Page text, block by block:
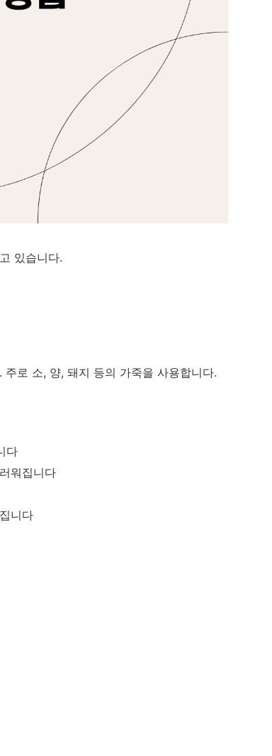
있습니다.
로 소, 양, 돼지 등의 가죽을 사용합니다.
다
워집니다
니다